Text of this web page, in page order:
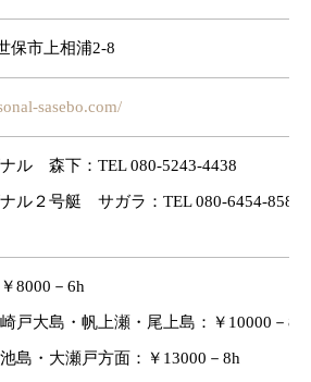
保市上相浦2-8
sasebo.com/
ル 森下：TEL 080-5243-4438
ル２号艇 サガラ：TEL 080-6454-8586
8000－6h
戸大島・帆上瀬・尾上島：￥10000－8h
島・大瀬戸方面：￥13000－8h